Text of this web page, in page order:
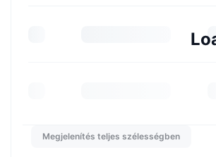
Megjelenítés teljes szélességben